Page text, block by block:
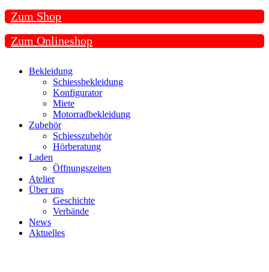
Zum Shop
Zum Onlineshop
Bekleidung
Schiessbekleidung
Konfigurator
Miete
Motorradbekleidung
Zubehör
Schiesszubehör
Hörberatung
Laden
Öffnungszeiten
Atelier
Über uns
Geschichte
Verbände
News
Aktuelles